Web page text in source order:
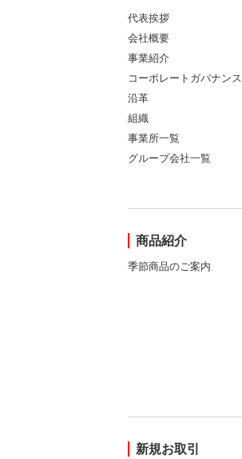
代表挨拶
会社概要
事業紹介
コーポレートガバナンス
沿革
組織
事業所一覧
グループ会社一覧
商品紹介
季節商品のご案内
新規お取引